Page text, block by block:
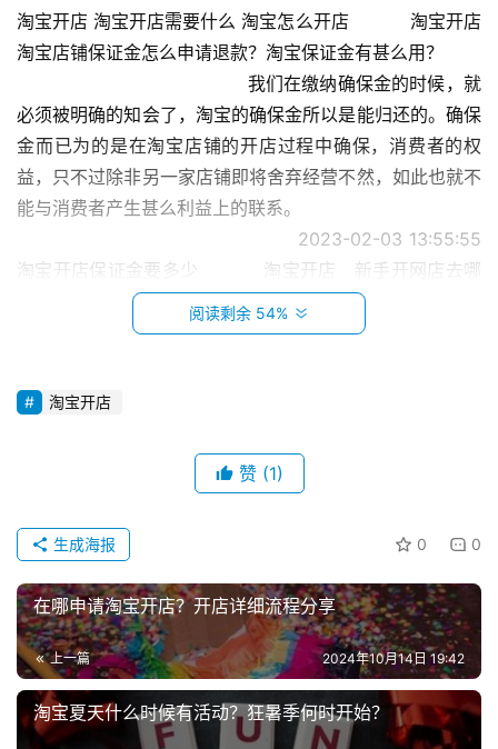
页
小
本
创
业
兼
淘宝开店 淘宝开店需要什么 淘宝怎么开店           淘宝开店
淘宝店铺保证金怎么申请退款？淘宝保证金有甚么用？
必须被明确的知会了，淘宝的确保金所以是能归还的。确保
金而已为的是在淘宝店铺的开店过程中确保，消费者的权
益，只不过除非另一家店铺即将舍弃经营不然，如此也就不
能与消费者产生甚么利益上的联系。
淘宝开店保证金要多少           淘宝开店   新手开网店去哪
里找货源？进货渠道有哪些？
                                        想开网店的商家越来越多了，
新手开网店去哪里找货源呢?针对这个问题，下面的内容中
                                        2023-01-30 15:13:24
淘宝开店如何寻找货源 淘宝开店怎么找货源 淘宝选择货源
程？步骤具体有哪些？
                                        现在开网店是大家常用的创业
方式之一，假如要开一间属于他们网店的话，一定要搞好心
理准备才行，而且还要可以选择合适的平台。目前网上加店
铺须要什么流程?
                                        2023-01-28 16:03:24
网上开店步骤 开网店的流程和步骤 开网店的详细步骤
阅读剩余 54%
淘宝开店
赞 (1)
0 0
生成海报
在哪申请淘宝开店？开店详细流程分享
上一篇 2024年10月14日 19:42
淘宝夏天什么时候有活动？狂暑季何时开始？